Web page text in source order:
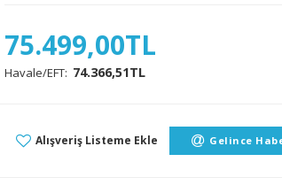
75.499,00TL
Havale/EFT: 74.366,51TL
Alışveriş Listeme Ekle Gelince